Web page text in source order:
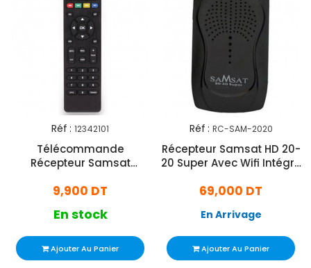
Réf : 12342101
Télécommande
Récepteur Samsat
9,900 DT
En stock
Ajouter Au Panier
Réf : RC-SAM-2020
Récepteur Samsat HD 20-
20 Super Avec Wifi Intégré
69,000 DT
En Arrivage
Ajouter Au Panier